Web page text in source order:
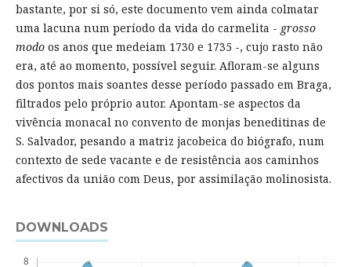
bastante, por si só, este documento vem ainda colmatar
uma lacuna num período da vida do carmelita - grosso
modoos anos que medeiam 1730 e 1735 -, cujo rasto não
era, até ao momento, possível seguir. Afloram-se alguns
dos pontos mais soantes desse período passado em Braga,
filtrados pelo próprio autor. Apontam-se aspectos da
vivência monacal no convento de monjas beneditinas de
S. Salvador, pesando a matriz jacobeica do biógrafo, num
contexto de sede vacante e de resistência aos caminhos
afectivos da união com Deus, por assimilação molinosista.
DOWNLOADS